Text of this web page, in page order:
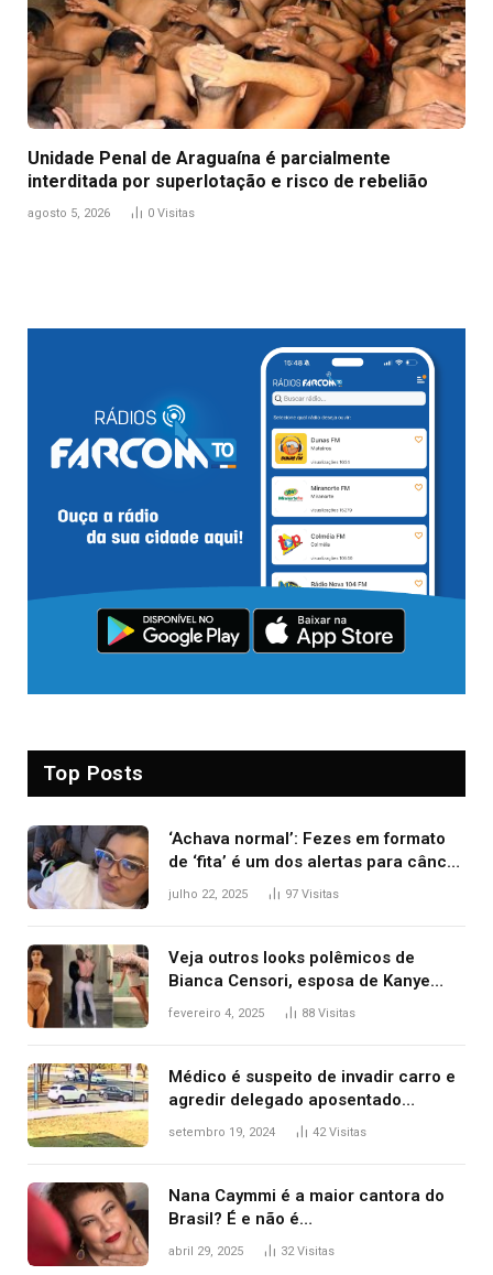
Unidade Penal de Araguaína é parcialmente
interditada por superlotação e risco de rebelião
agosto 5, 2026 0 Visitas
Top Posts
‘Achava normal’: Fezes em formato
de ‘fita’ é um dos alertas para câncer
colorretal; relembre fala de Preta Gil
julho 22, 2025 97 Visitas
Veja outros looks polêmicos de
Bianca Censori, esposa de Kanye
West que apareceu nua no Grammy
fevereiro 4, 2025 88 Visitas
Médico é suspeito de invadir carro e
agredir delegado aposentado
durante confusão no trânsito
setembro 19, 2024 42Visitas
Nana Caymmi é a maior cantora do
Brasil? É e não é…
abril 29, 2025 32Visitas